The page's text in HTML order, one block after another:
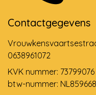
Contactgegevens
0638961072
KVK nummer: 73799076
btw-nummer: